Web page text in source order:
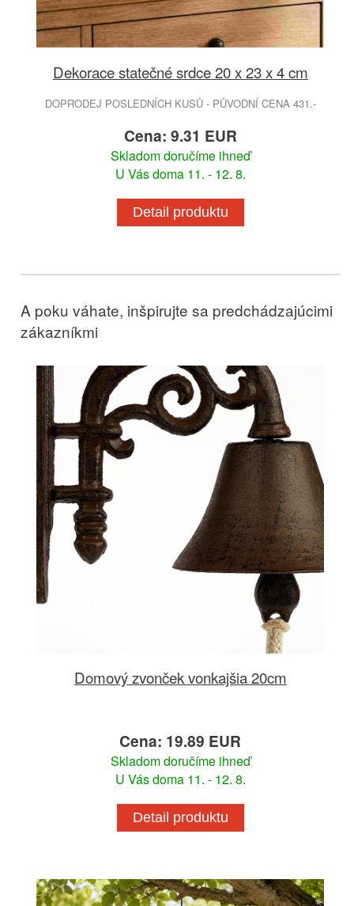
Dekorace statečné srdce 20 x 23 x 4 cm
DOPRODEJ POSLEDNÍCH KUSŮ - PŮVODNÍ CENA 431.-
Cena: 9.31 EUR
Skladom doručíme ihneď
U Vás doma 11. - 12. 8.
Detail produktu
A poku váhate, inšpirujte sa predchádzajúcimi
zákazníkmi
Domový zvonček vonkajšia 20cm
Cena: 19.89 EUR
Skladom doručíme ihneď
U Vás doma 11. - 12. 8.
Detail produktu